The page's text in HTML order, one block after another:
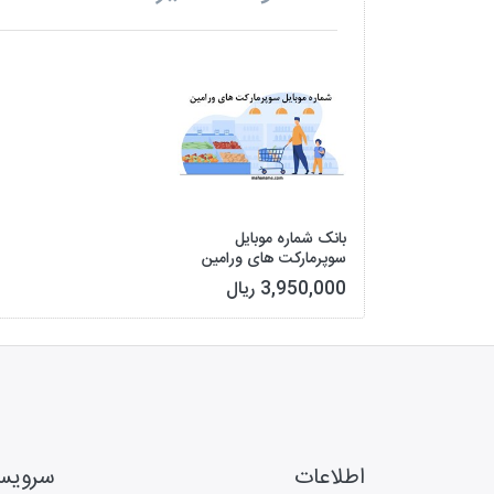
بانک شماره موبایل
سوپرمارکت های ورامین
3,950,000 ریال
اطلاعات